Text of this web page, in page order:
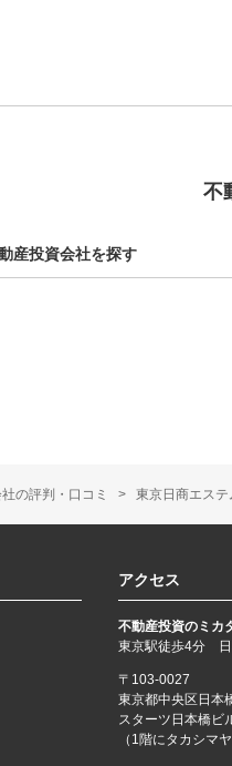
不
産投資会社を探す
の評判・口コミ 東京日商エス
アクセス
不動産投資のミカ
東京駅徒歩4分
〒103-0027
東京都中央区日本
スターツ日本橋
（1階にタカシマ